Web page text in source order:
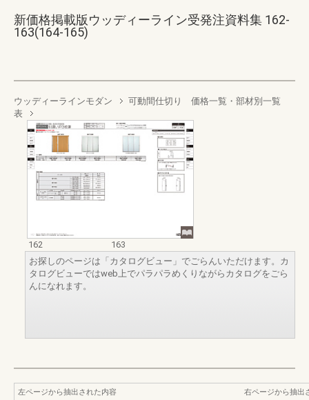
新価格掲載版ウッディーライン受発注資料集 162-
163(164-165)
ウッディーラインモダン
可動間仕切り 価格一覧・部材別一覧
表
162
163
お探しのページは「カタログビュー」でごらんいただけます。カ
タログビューではweb上でパラパラめくりながらカタログをごら
んになれます。
左ページから抽出された内容
右ページから抽出